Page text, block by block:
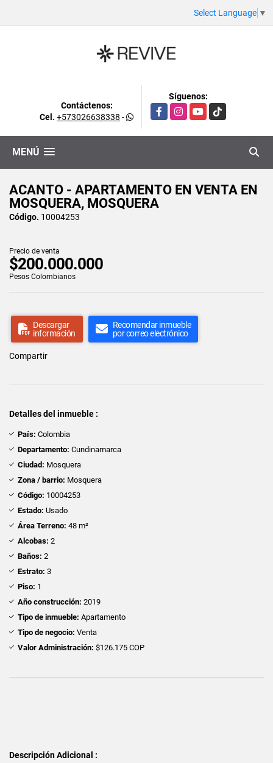
Select Language ▼
Contáctenos:
Cel. +573026638338 -
Síguenos:
FacebookInstagramYouTubeTikTok
MENÚ
ACANTO - APARTAMENTO EN VENTA EN
MOSQUERA, MOSQUERA
Código. 10004253
Precio de venta
$200.000.000
Pesos Colombianos
Descargar
información
Recomendar inmueble
por correo electrónico
Compartir
Detalles del inmueble :
País: Colombia
Departamento: Cundinamarca
Ciudad: Mosquera
Zona / barrio: Mosquera
Código: 10004253
Estado: Usado
Área Terreno: 48 m²
Alcobas: 2
Baños: 2
Estrato: 3
Piso: 1
Año construcción: 2019
Tipo de inmueble: Apartamento
Tipo de negocio: Venta
Valor Administración: $126.175 COP
Descripción Adicional :